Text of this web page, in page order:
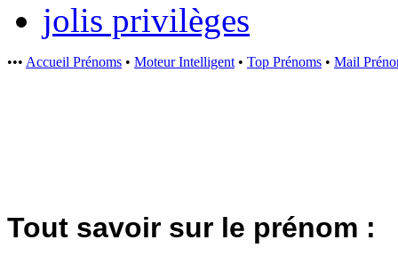
jolis privilèges
••• Accueil Prénoms • Moteur Intelligent • Top Prénoms • Mail
Tout savoir sur le prénom :